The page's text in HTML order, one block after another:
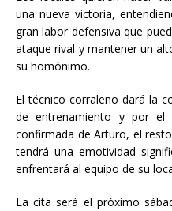
una nueva victoria,
gran labor defensiva que
ataque rival y mantener un
su homónimo.
El técnico corraleño dará la
de entrenamiento y por
confirmada de Arturo, el
tendrá una emotividad
enfrentará al equipo de su
La cita será el próximo